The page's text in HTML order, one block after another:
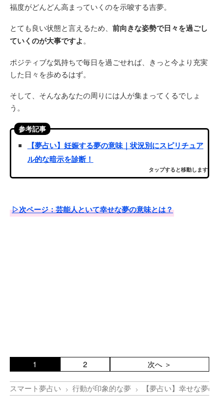
福度がどんどん高まっていくのを示唆する吉夢。
とても良い状態と言えるため、 前向きな姿勢で日々を過ごし
ていくのが大事ですよ。
ポジティブな気持ちで毎日を過ごせれば、きっと今より充実
した日々を歩めるはず。
そして、そんなあなたの周りには人が集まってくるでしょ
う。
参考記事
【夢占い】妊娠する夢の意味｜状況別にスピリチュア
ル的な暗示を診断！
タップすると移動します
▷次ページ：芸能人といて幸せな夢の意味とは？
1 2 次へ ＞
スマート夢占い 行動が印象的な夢 【夢占い】幸せな夢